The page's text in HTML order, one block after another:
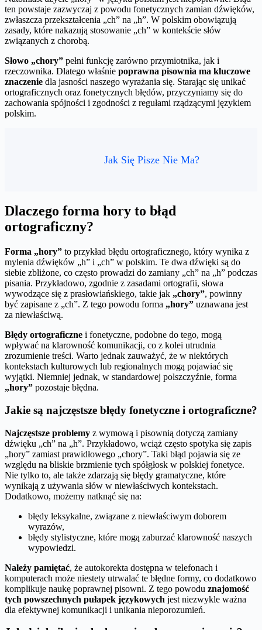
ten powstaje zazwyczaj z powodu fonetycznych zamian dźwięków,
zwłaszcza przekształcenia „ch” na „h”. W polskim obowiązują
zasady, które nakazują stosowanie „ch” w kontekście słów
związanych z chorobą.
Słowo „chory” pełni funkcję zarówno przymiotnika, jak i
rzeczownika. Dlatego właśnie poprawna pisownia ma kluczowe
znaczenie dla jasności naszego wyrażania się. Starając się unikać
ortograficznych oraz fonetycznych błędów, przyczyniamy się do
zachowania spójności i zgodności z regułami rządzącymi językiem
polskim.
Jak Się Pisze Nie Ma?
Dlaczego forma hory to błąd
ortograficzny?
Forma „hory” to przykład błędu ortograficznego, który wynika z
mylenia dźwięków „h” i „ch” w polskim. Te dwa dźwięki są do
siebie zbliżone, co często prowadzi do zamiany „ch” na „h” podczas
pisania. Przykładowo, zgodnie z zasadami ortografii, słowa
wywodzące się z prasłowiańskiego, takie jak „chory”, powinny
być zapisane z „ch”. Z tego powodu forma „hory” uznawana jest
za niewłaściwą.
Błędy ortograficzne i fonetyczne, podobne do tego, mogą
wpływać na klarowność komunikacji, co z kolei utrudnia
zrozumienie treści. Warto jednak zauważyć, że w niektórych
kontekstach kulturowych lub regionalnych mogą pojawiać się
wyjątki. Niemniej jednak, w standardowej polszczyźnie, forma
„hory” pozostaje błędna.
Jakie są najczęstsze błędy fonetyczne i ortograficzne?
Najczęstsze problemy z wymową i pisownią dotyczą zamiany
dźwięku „ch” na „h”. Przykładowo, wciąż często spotyka się zapis
„hory” zamiast prawidłowego „chory”. Taki błąd pojawia się ze
względu na bliskie brzmienie tych spółgłosk w polskiej fonetyce.
Nie tylko to, ale także zdarzają się błędy gramatyczne, które
wynikają z używania słów w niewłaściwych kontekstach.
Dodatkowo, możemy natknąć się na:
błędy leksykalne, związane z niewłaściwym doborem
wyrazów,
błędy stylistyczne, które mogą zaburzać klarowność naszych
wypowiedzi.
Należy pamiętać, że autokorekta dostępna w telefonach i
komputerach może niestety utrwalać te błędne formy, co dodatkowo
komplikuje naukę poprawnej pisowni. Z tego powodu znajomość
tych powszechnych pułapek językowych jest niezwykle ważna
dla efektywnej komunikacji i unikania nieporozumień.